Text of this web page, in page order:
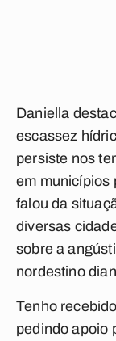
Daniella
escassez
persiste nos
em municípios
falou da
diversas
sobre a
nordestino
Tenho
pedindo apoio